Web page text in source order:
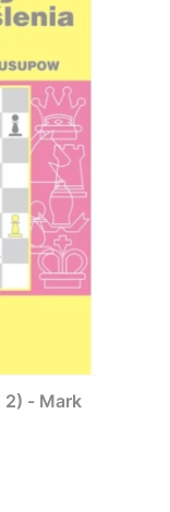
2) - Mark